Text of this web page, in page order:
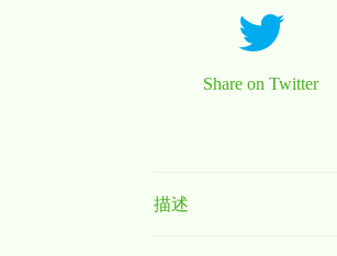
Share on Twitter
描述